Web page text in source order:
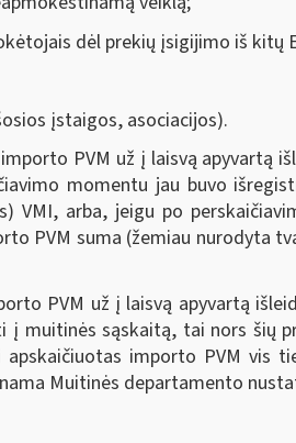
dėl prekių įsigijimo iš kitų
įstaigos, asociacijos).
PVM už į laisvą apyvartą
momentu jau buvo
VMI, arba, jeigu po
PVM suma (žemiau nurodyta
PVM už į laisvą apyvartą
sąskaitą, tai nors šių
importo PVM vis
Muitinės departamento